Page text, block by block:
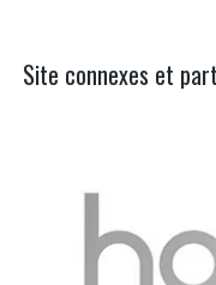
Site connexes et